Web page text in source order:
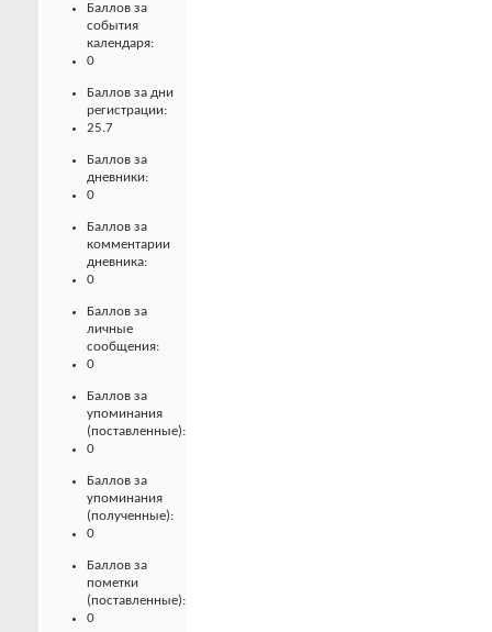
Баллов за
события
календаря:
0
Баллов за дни
регистрации:
25.7
Баллов за
дневники:
0
Баллов за
комментарии
дневника:
0
Баллов за
личные
сообщения:
0
Баллов за
упоминания
(поставленные):
0
Баллов за
упоминания
(полученные):
0
Баллов за
пометки
(поставленные):
0